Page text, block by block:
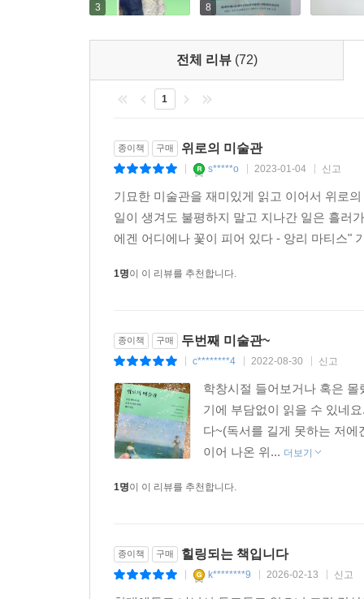
3 8
전체 리뷰 (72)
1
종이책 구매 위로의 미술관
s*****o 2023-01-04 신고
기묘한 미술관을 재미있게 읽고 이어서 위로
일이 생겨도 불평하지 말고 지나간 일은 흘러
에겐 어디에나 꽃이 피어 있다 - 앙리 마티스"
1명이 이 리뷰를 추천합니다.
종이책 구매 두번째 미술관~
c********4 2022-08-30 신고
학창시절 들어보거나 혹은
기에 부담없이 읽을 수 있네
다~(독서를 길게 못하는 저
이어 나온 위... 더보기
1명이 이 리뷰를 추천합니다.
종이책 구매 힐링되는 책입니다
k********9 2026-02-13 신고